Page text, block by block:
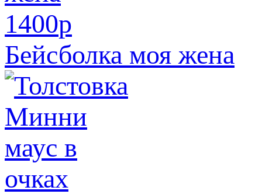
1400p
Бейсболка моя жена